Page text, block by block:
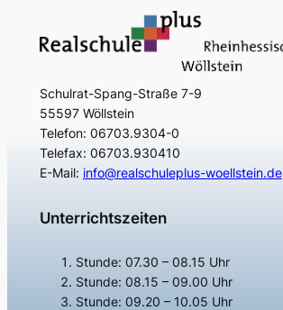
Schulrat-Spang-Straße 7-9
55597 Wöllstein
Telefon: 06703.9304-0
Telefax: 06703.930410
E-Mail: info@realschuleplus-woellstein.de
Unterrichtszeiten
Stunde: 07.30 – 08.15 Uhr
Stunde: 08.15 – 09.00 Uhr
Stunde: 09.20 – 10.05 Uhr